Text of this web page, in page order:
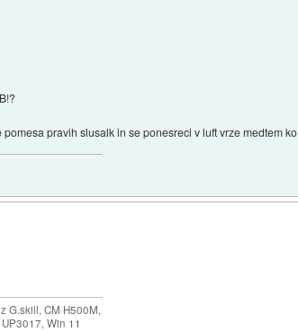
pravih slusalk in se ponesreci v luft vrze medtem
G.skill, CM H500M,
Win 11